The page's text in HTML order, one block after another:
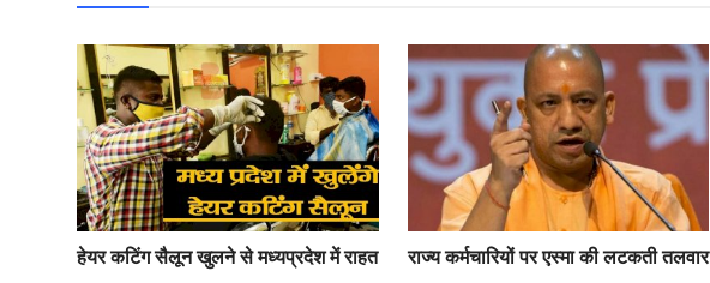
हेयर कटिंग सैलून खुलने से मध्यप्रदेश में राहत राज्य कर्मचारियों पर एस्मा की लटकती तलवार